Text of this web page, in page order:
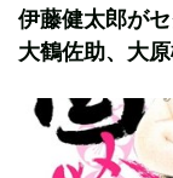
伊藤健太郎が
大鶴佐助、大